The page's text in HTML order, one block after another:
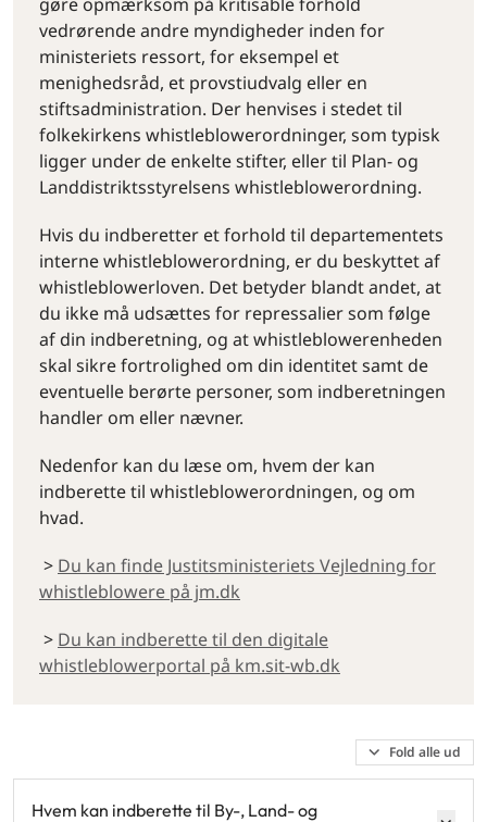
vedrørende andre myndigheder inden for
ministeriets ressort, for eksempel et
menighedsråd, et provstiudvalg eller en
stiftsadministration. Der henvises i stedet til
folkekirkens whistleblowerordninger, som typisk
ligger under de enkelte stifter, eller til Plan- og
Landdistriktsstyrelsens whistleblowerordning.
Hvis du indberetter et forhold til departementets
interne whistleblowerordning, er du beskyttet af
whistleblowerloven. Det betyder blandt andet, at
du ikke må udsættes for repressalier som følge
af din indberetning, og at whistleblowerenheden
skal sikre fortrolighed om din identitet samt de
eventuelle berørte personer, som indberetningen
handler om eller nævner.
Nedenfor kan du læse om, hvem der kan
indberette til whistleblowerordningen, og om
hvad.
> Du kan finde Justitsministeriets Vejledning for
whistleblowere på jm.dk
> Du kan indberette til den digitale
whistleblowerportal på km.sit-wb.dk
Fold alle ud
Hvem kan indberette til By-, Land- og